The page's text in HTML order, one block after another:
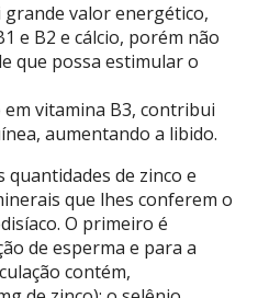
grande valor energético,
e B2 e cálcio, porém não
que possa estimular o
vitamina B3, contribui
aumentando a libido.
quantidades de zinco e
que lhes conferem o
O primeiro é
de esperma e para a
contém,